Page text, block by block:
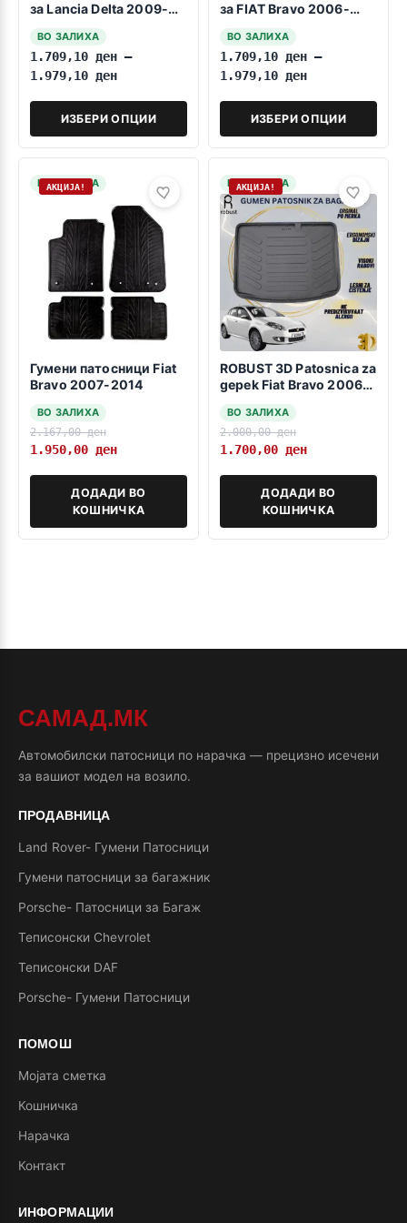
за Lancia Delta 2009-
ВО ЗАЛИХА
1.709,10 ден –
1.979,10 ден
ИЗБЕРИ ОПЦИИ
за FIAT Bravo 2006-
ВО ЗАЛИХА
1.709,10 ден –
1.979,10 ден
ИЗБЕРИ ОПЦИИ
НА ЗАЛИХА
АКЦИЈА!
Гумени патосници Fiat
Bravo 2007-2014
ВО ЗАЛИХА
2.167,00ден
1.950,00 ден
ДОДАДИ ВО
КОШНИЧКА
НА ЗАЛИХА
АКЦИЈА!
ROBUST 3D Patosnica za
gepek Fiat Bravo 2006-
ВО ЗАЛИХА
2.000,00ден
1.700,00 ден
ДОДАДИ ВО
КОШНИЧКА
САМАД.МК
Автомобилски патосници по нарачка — прецизно исечени
за вашиот модел на возило.
ПРОДАВНИЦА
Land Rover- Гумени Патосници
Гумени патосници за багажник
Porsche- Патосници за Багаж
Теписонски Chevrolet
Теписонски DAF
Porsche- Гумени Патосници
ПОМОШ
Мојата сметка
Кошничка
Нарачка
Контакт
ИНФОРМАЦИИ